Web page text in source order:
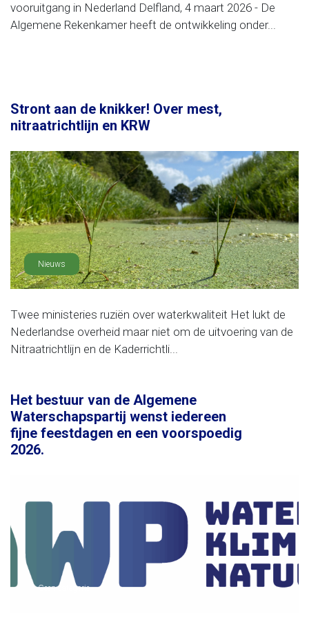
vooruitgang in Nederland Delfland, 4 maart 2026 - De
Algemene Rekenkamer heeft de ontwikkeling onder...
Stront aan de knikker! Over mest,
nitraatrichtlijn en KRW
Nieuws
Twee ministeries ruziën over waterkwaliteit Het lukt de
Nederlandse overheid maar niet om de uitvoering van de
Nitraatrichtlijn en de Kaderrichtli...
Het bestuur van de Algemene
Waterschapspartij wenst iedereen
fijne feestdagen en een voorspoedig
2026.
Geen categorie